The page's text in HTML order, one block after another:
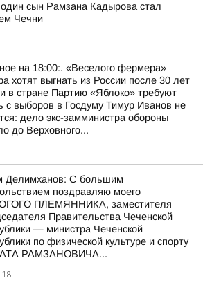
сын Рамзана Кадырова стал
Чечни
на 18:00:. «Веселого фермера»
хотят выгнать из России после 30 лет
в стране Партию «Яблоко» требуют
с выборов в Госдуму Тимур Иванов не
дело экс-замминистра обороны
до Верховного...
Делимханов: С большим
поздравляю моего
ПЛЕМЯННИКА, заместителя
Правительства Чеченской
— министра Чеченской
по физической культуре и спорту
РАМЗАНОВИЧА...